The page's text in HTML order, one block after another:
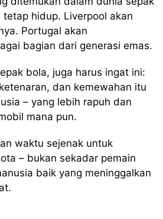
hidup. Liverpool akan
Portugal akan
bagian dari generasi emas.
bola, juga harus ingat ini:
dan kemewahan itu
– yang lebih rapuh dan
mana pun.
waktu sejenak untuk
– bukan sekadar pemain
baik yang meninggalkan